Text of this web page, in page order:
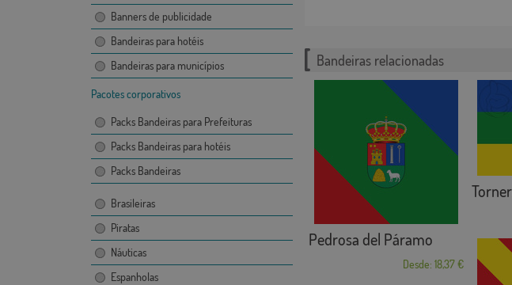
Banners de publicidade
Bandeiras para hotéis
Bandeiras para municípios
Pacotes corporativos
Packs Bandeiras para Prefeituras
Packs Bandeiras para hotéis
Packs Bandeiras
Brasileiras
Piratas
Náuticas
Espanholas
Bandeiras relacionadas
Pedrosa del Páramo
Desde: 18,37 €